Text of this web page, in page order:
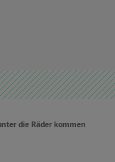
die Räder kommen